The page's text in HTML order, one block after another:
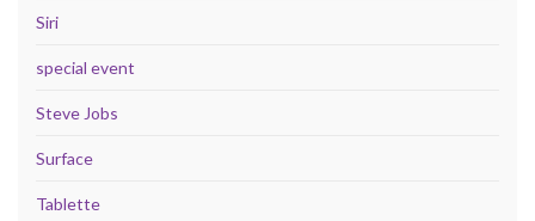
Siri
special event
Steve Jobs
Surface
Tablette